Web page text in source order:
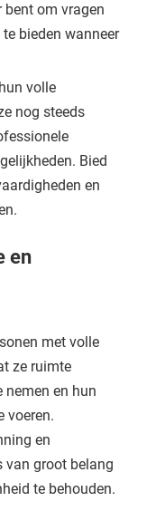
bent om vragen
bieden wanneer
volle
nog steeds
Bied
en
en
met volle
ze ruimte
nemen en hun
voeren.
en
van groot belang
te behouden.